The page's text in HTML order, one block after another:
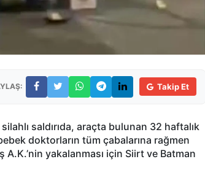
Takip Et
saldırıda, araçta bulunan 32 haftalık
doktorların tüm çabalarına rağmen
A.K.’nin yakalanması için Siirt ve Batman